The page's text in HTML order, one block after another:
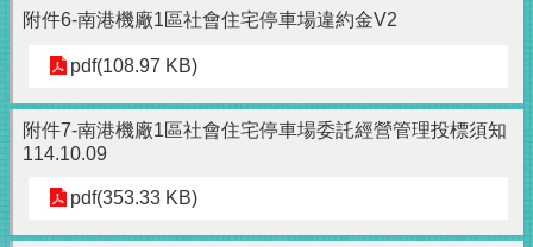
附件6-南港機廠1區社會住宅停車場違約金V2
pdf(108.97 KB)
附件7-南港機廠1區社會住宅停車場委託經營管理投標須知
114.10.09
pdf(353.33 KB)